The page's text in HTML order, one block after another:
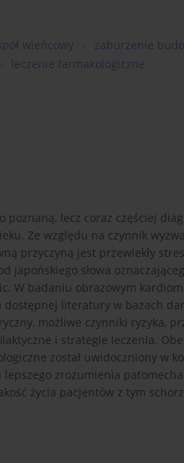
wieńcowy
zaburzenie
leczenie farmakologiczne
poznaną, lecz coraz częściej
Ze względu na czynnik
przyczyną jest przewlekły
japońskiego słowa
W badaniu obrazowym
literatury w bazach
możliwe czynniki ryzyka,
i strategie leczenia.
został uwidoczniony w
zrozumienia
życia pacjentów z tym